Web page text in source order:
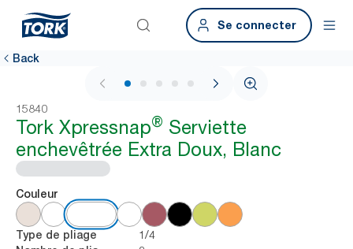
Se connecter
Back
1 / 7
15840
Tork Xpressnap® Serviette
enchevêtrée Extra Doux, Blanc
Couleur
Type de pliage 1/4